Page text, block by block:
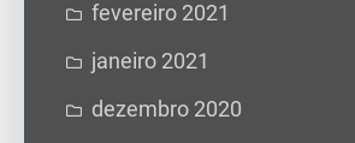
fevereiro 2021
janeiro 2021
dezembro 2020